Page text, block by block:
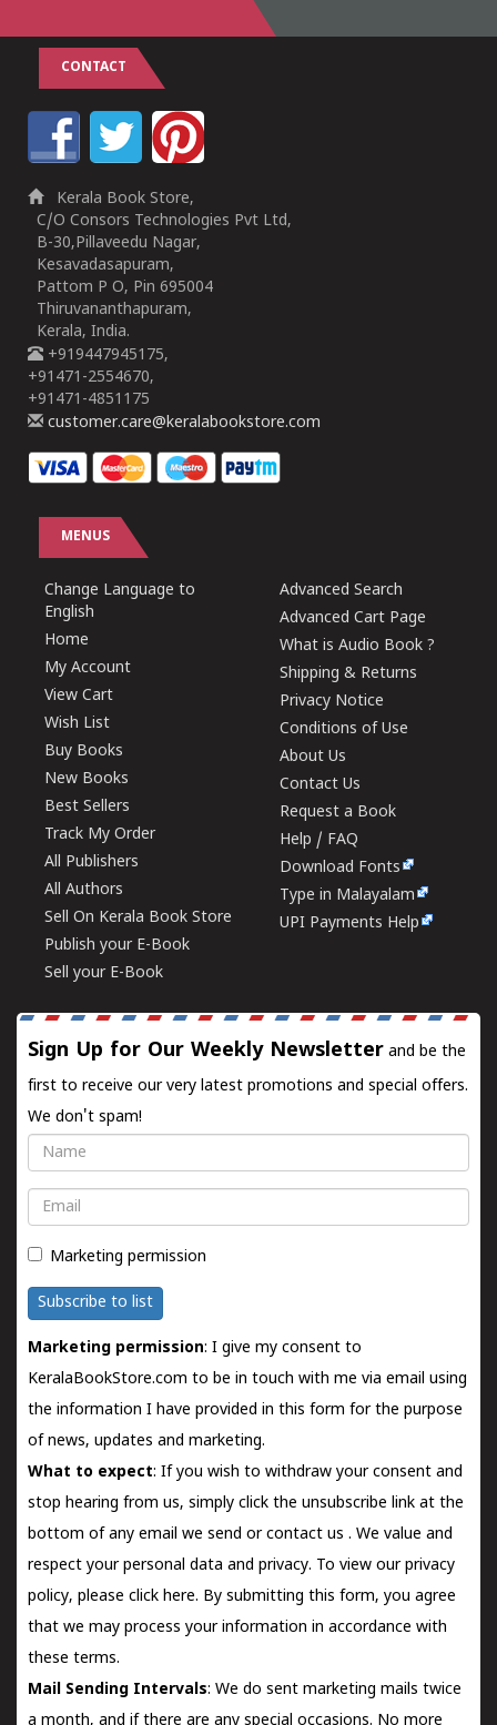
CONTACT
Kerala Book Store,
C/O Consors Technologies Pvt Ltd,
B-30,Pillaveedu Nagar,
Kesavadasapuram,
Pattom P O, Pin 695004
Thiruvananthapuram,
Kerala, India.
+919447945175,
+91471-2554670,
+91471-4851175
customer.care@keralabookstore.com
MENUS
Change Language to
English
Home
My Account
View Cart
Wish List
Buy Books
New Books
Best Sellers
Track My Order
All Publishers
All Authors
Sell On Kerala Book Store
Publish your E-Book
Sell your E-Book
Advanced Search
Advanced Cart Page
What is Audio Book ?
Shipping & Returns
Privacy Notice
Conditions of Use
About Us
Contact Us
Request a Book
Help / FAQ
Download Fonts
Type in Malayalam
UPI Payments Help
Sign Up for Our Weekly Newsletter and be the
first to receive our very latest promotions and special offers.
We don't spam!
Name
Email
Marketing permission
Subscribe to list
Marketing permission: I give my consent to
KeralaBookStore.com to be in touch with me via email using
the information I have provided in this form for the purpose
of news, updates and marketing.
What to expect: If you wish to withdraw your consent and
stop hearing from us, simply click the unsubscribe link at the
bottom of any email we send orcontact us . We value and
respect your personal data and privacy. To view our privacy
policy, please click here. By submitting this form, you agree
that we may process your information in accordance with
these terms.
Mail Sending Intervals: We do sent marketing mails twice
a month, and if there are any special occasions. No more